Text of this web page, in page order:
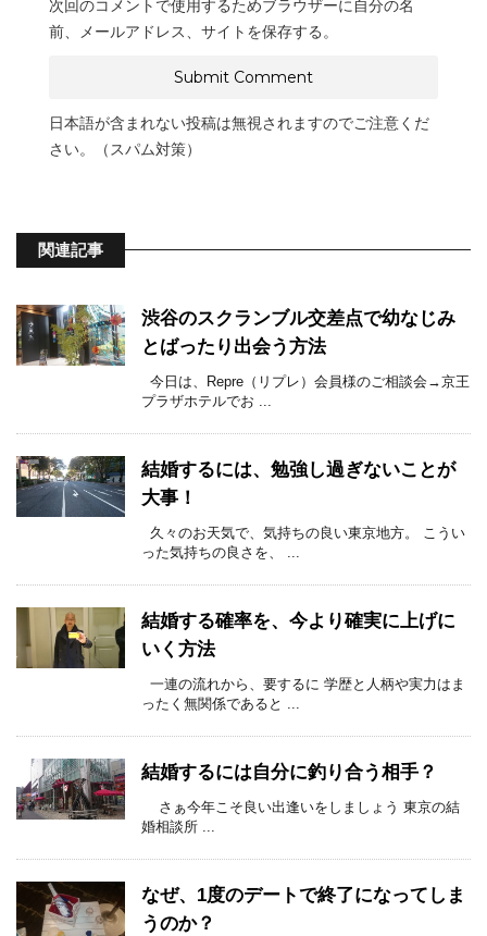
次回のコメントで使用するためブラウザーに自分の名
前、メールアドレス、サイトを保存する。
日本語が含まれない投稿は無視されますのでご注意くだ
さい。（スパム対策）
関連記事
渋谷のスクランブル交差点で幼なじみ
とばったり出会う方法
今日は、Repre（リプレ）会員様のご相談会→京王
プラザホテルでお ...
結婚するには、勉強し過ぎないことが
大事！
久々のお天気で、気持ちの良い東京地方。 こうい
った気持ちの良さを、 ...
結婚する確率を、今より確実に上げに
いく方法
一連の流れから、要するに 学歴と人柄や実力はま
ったく無関係であると ...
結婚するには自分に釣り合う相手？
さぁ今年こそ良い出逢いをしましょう 東京の結
婚相談所 ...
なぜ、1度のデートで終了になってしま
うのか？